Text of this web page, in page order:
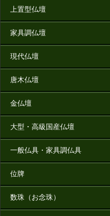
上置型仏壇
家具調仏壇
現代仏壇
唐木仏壇
金仏壇
大型・高級国産仏壇
一般仏具・家具調仏具
位牌
数珠（お念珠）